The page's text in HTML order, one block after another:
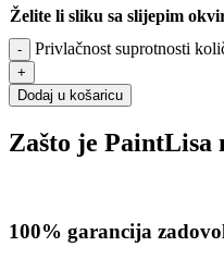
Želite li sliku sa slijepim
Privlačnost suprotnosti
Dodaj u košaricu
Zašto je
100% garancija